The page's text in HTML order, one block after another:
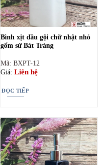
Bình xịt dầu gội chữ nhật nhỏ
gốm sứ Bát Tràng
Mã: BXPT-12
Giá: Liên hệ
ĐỌC TIẾP